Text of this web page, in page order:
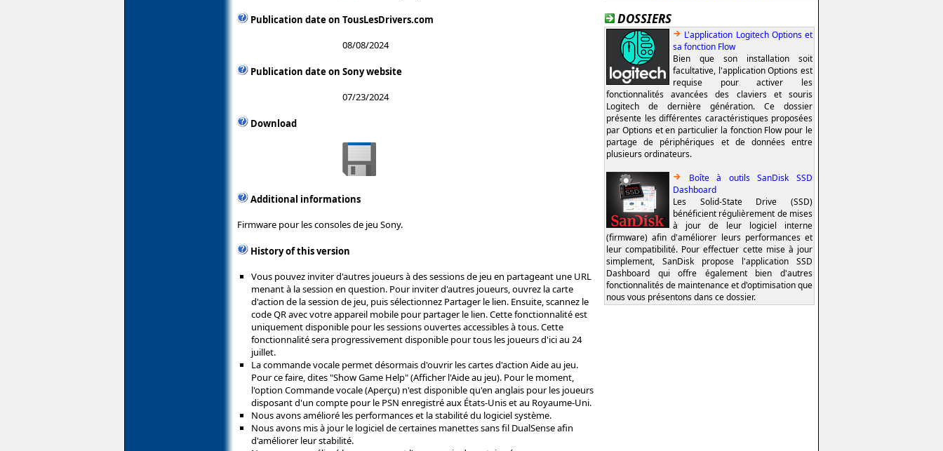
Publication date on TousLesDrivers.com
08/08/2024
Publication date on Sony website
07/23/2024
Download
Additional informations
Firmware pour les consoles de jeu Sony.
History of this version
Vous pouvez inviter d'autres joueurs à des sessions de jeu en partageant une URL
menant à la session en question. Pour inviter d'autres joueurs, ouvrez la carte
d'action de la session de jeu, puis sélectionnez Partager le lien. Ensuite, scannez le
code QR avec votre appareil mobile pour partager le lien. Cette fonctionnalité est
uniquement disponible pour les sessions ouvertes accessibles à tous. Cette
fonctionnalité sera progressivement disponible pour tous les joueurs d'ici au 24
juillet.
La commande vocale permet désormais d'ouvrir les cartes d'action Aide au jeu.
Pour ce faire, dites "Show Game Help" (Afficher l'Aide au jeu). Pour le moment,
l'option Commande vocale (Aperçu) n'est disponible qu'en anglais pour les joueurs
disposant d'un compte pour le PSN enregistré aux États-Unis et au Royaume-Uni.
Nous avons amélioré les performances et la stabilité du logiciel système.
Nous avons mis à jour le logiciel de certaines manettes sans fil DualSense afin
d'améliorer leur stabilité.
DOSSIERS
L'application Logitech Options et
sa fonction Flow
Bien que son installation soit
facultative, l'application Options est
requise pour activer les
fonctionnalités avancées des claviers et souris
Logitech de dernière génération. Ce dossier
présente les différentes caractéristiques proposées
par Options et en particulier la fonction Flow pour le
partage de périphériques et de données entre
plusieurs ordinateurs.
Boîte à outils SanDisk SSD
Dashboard
Les Solid-State Drive (SSD)
bénéficient régulièrement de mises
à jour de leur logiciel interne
(firmware) afin d'améliorer leurs performances et
leur compatibilité. Pour effectuer cette mise à jour
simplement, SanDisk propose l'application SSD
Dashboard qui offre également bien d'autres
fonctionnalités de maintenance et d'optimisation que
nous vous présentons dans ce dossier.